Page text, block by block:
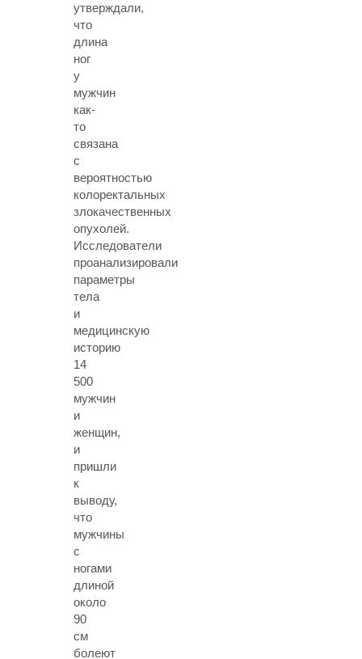
утверждали,
что
длина
ног
у
мужчин
как-
то
связана
с
вероятностью
колоректальных
злокачественных
опухолей.
Исследователи
проанализировали
параметры
тела
и
медицинскую
историю
14
500
мужчин
и
женщин,
и
пришли
к
выводу,
что
мужчины
с
ногами
длиной
около
90
см
болеют